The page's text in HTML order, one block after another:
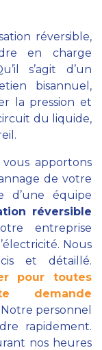
réversible,
en charge
s’agit d’un
bisannuel,
la pression et
du liquide,
apportons
de votre
d’une équipe
réversible
entreprise
Nous
et détaillé.
pour toutes
demande
Notre personnel
rapidement.
nos heures